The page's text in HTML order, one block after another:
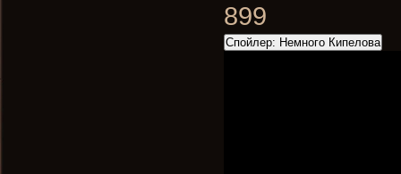
899
Спойлер: Немного Кипелова